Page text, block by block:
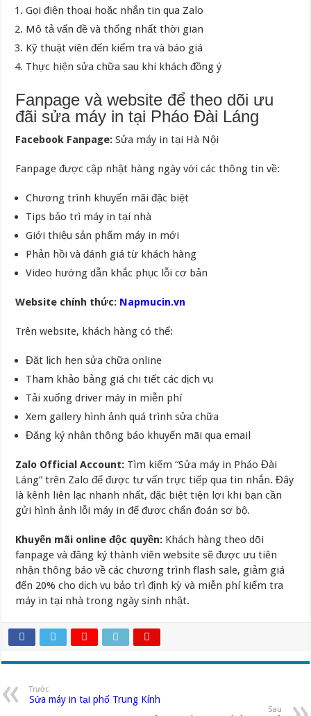
Gọi điện thoại hoặc nhắn tin qua Zalo
Mô tả vấn đề và thống nhất thời gian
Kỹ thuật viên đến kiểm tra và báo giá
Thực hiện sửa chữa sau khi khách đồng ý
Fanpage và website để theo dõi ưu
đãi sửa máy in tại Pháo Đài Láng
Facebook Fanpage: Sửa máy in tại Hà Nội
Fanpage được cập nhật hàng ngày với các thông tin về:
Chương trình khuyến mãi đặc biệt
Tips bảo trì máy in tại nhà
Giới thiệu sản phẩm máy in mới
Phản hồi và đánh giá từ khách hàng
Video hướng dẫn khắc phục lỗi cơ bản
Website chính thức: Napmucin.vn
Trên website, khách hàng có thể:
Đặt lịch hẹn sửa chữa online
Tham khảo bảng giá chi tiết các dịch vụ
Tải xuống driver máy in miễn phí
Xem gallery hình ảnh quá trình sửa chữa
Đăng ký nhận thông báo khuyến mãi qua email
Zalo Official Account: Tìm kiếm “Sửa máy in Pháo Đài
Láng” trên Zalo để được tư vấn trực tiếp qua tin nhắn. Đây
là kênh liên lạc nhanh nhất, đặc biệt tiện lợi khi bạn cần
gửi hình ảnh lỗi máy in để được chẩn đoán sơ bộ.
Khuyến mãi online độc quyền: Khách hàng theo dõi
fanpage và đăng ký thành viên website sẽ được ưu tiên
nhận thông báo về các chương trình flash sale, giảm giá
đến 20% cho dịch vụ bảo trì định kỳ và miễn phí kiểm tra
máy in tại nhà trong ngày sinh nhật.
Trước
Sửa máy in tại phố Trung Kính
Sau